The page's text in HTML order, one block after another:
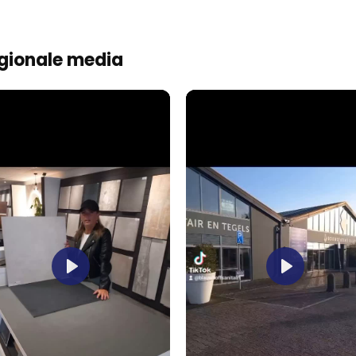
media
Play Play